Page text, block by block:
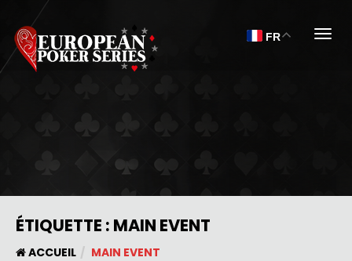
FR
ÉTIQUETTE : MAIN EVENT
ACCUEIL MAIN EVENT